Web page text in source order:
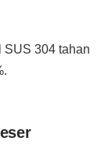
SUS 304 tahan